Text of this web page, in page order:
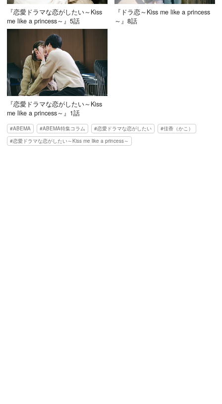
『恋愛ドラマな恋がしたい～Kiss
me like a princess～』5話
『ドラ恋～Kiss me like a princess
～』8話
『恋愛ドラマな恋がしたい～Kiss
me like a princess～』1話
ABEMA ABEMA特集コラム 恋愛ドラマな恋がしたい
佳香（かこ）
恋愛ドラマな恋がしたい～Kiss me like a princess～